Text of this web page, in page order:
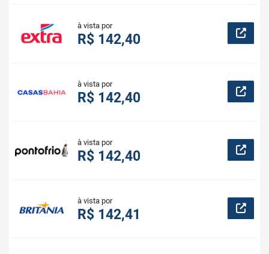
à vista por
R$ 142,40
à vista por
R$ 142,40
à vista por
R$ 142,40
à vista por
R$ 142,41